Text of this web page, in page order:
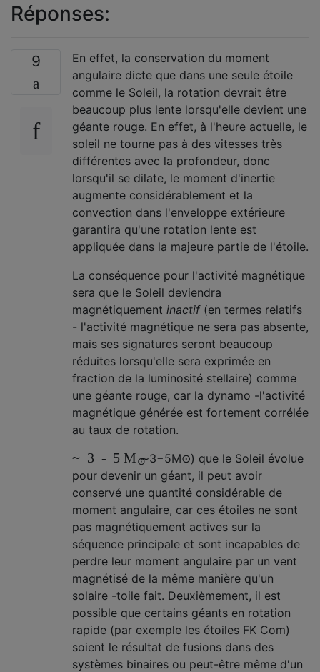
Réponses:
9
En effet, la conservation du moment
angulaire dicte que dans une seule étoile
comme le Soleil, la rotation devrait être
beaucoup plus lente lorsqu'elle devient une
géante rouge. En effet, à l'heure actuelle, le
soleil ne tourne pas à des vitesses très
différentes avec la profondeur, donc
lorsqu'il se dilate, le moment d'inertie
augmente considérablement et la
convection dans l'enveloppe extérieure
garantira qu'une rotation lente est
appliquée dans la majeure partie de l'étoile.
La conséquence pour l'activité magnétique
sera que le Soleil deviendra
magnétiquement inactif(en termes relatifs
- l'activité magnétique ne sera pas absente,
mais ses signatures seront beaucoup
réduites lorsqu'elle sera exprimée en
fraction de la luminosité stellaire) comme
une géante rouge, car la dynamo -l'activité
magnétique générée est fortement corrélée
au taux de rotation.
~ 3 - 5 M ⊙
∼3−5M⊙) que le Soleil évolue
pour devenir un géant, il peut avoir
conservé une quantité considérable de
moment angulaire, car ces étoiles ne sont
pas magnétiquement actives sur la
séquence principale et sont incapables de
perdre leur moment angulaire par un vent
magnétisé de la même manière qu'un
solaire -toile fait. Deuxièmement, il est
possible que certains géants en rotation
rapide (par exemple les étoiles FK Com)
soient le résultat de fusions dans des
systèmes binaires ou peut-être même d'un